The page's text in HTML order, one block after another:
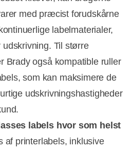
med præcist forudskårne
labelmaterialer,
Til større
Brady også kompatible ruller
som kan maksimere de
udskrivningshastigheder
labels hvor som helst
af printerlabels, inklusive